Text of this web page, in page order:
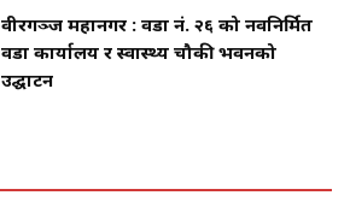
वीरगञ्ज महानगर : वडा नं. २६ को नवनिर्मित
वडा कार्यालय र स्वास्थ्य चौकी भवनको
उद्घाटन